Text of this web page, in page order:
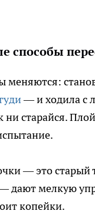
меняются:
— и ходила с
старайся.
— это
дают мелкую
копейки.